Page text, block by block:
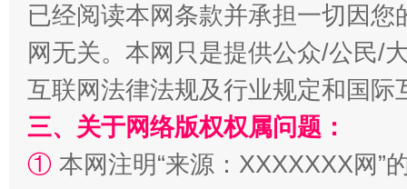
漫山遍野的桃花与雪山、麦地、白藏房 除
已经阅读本网条款并承担一切因
网无关。本网只是提供公众/公民/
互联网法律法规及行业规定和国
三、关于网络版权权属问题：
① 本网注明“来源：XXXXXXX网”